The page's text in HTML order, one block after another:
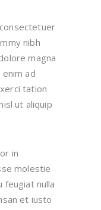
nibh
magna
ad
tation
ut aliquip
in
molestie
feugiat nulla
et iusto